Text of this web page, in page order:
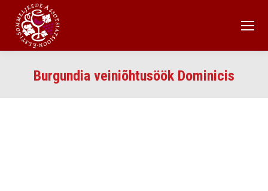
Burgundia veiniõhtusöök Dominicis